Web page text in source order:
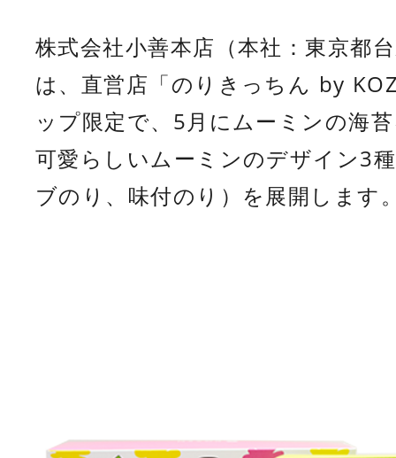
株式会社小善本店（本社：東京都
は、直営店「のりきっちん by
ップ限定で、5月にムーミンの海
可愛らしいムーミンのデザイン3